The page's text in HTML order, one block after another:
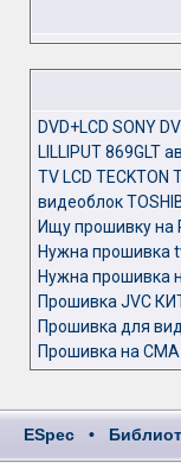
DVD+LCD SONY
LILLIPUT 869GLT
TV LCD TECKTON
видеоблок
Ищу прошивку на
Нужна прошивка
Нужна прошивка
Прошивка JVC
Прошивка для
Прошивка на СМА
ESpec •